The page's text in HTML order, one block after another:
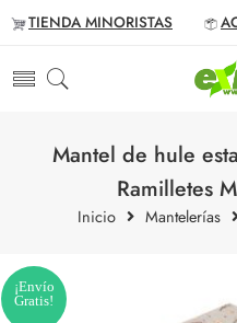
TIENDA MINORISTAS
Mantel de hule
Ramilletes
Inicio Mantelerías
¡Envío
Gratis!